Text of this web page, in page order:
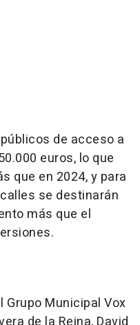
de acceso a
euros, lo que
que en 2024, y para
se destinarán
más que el
Grupo Municipal Vox